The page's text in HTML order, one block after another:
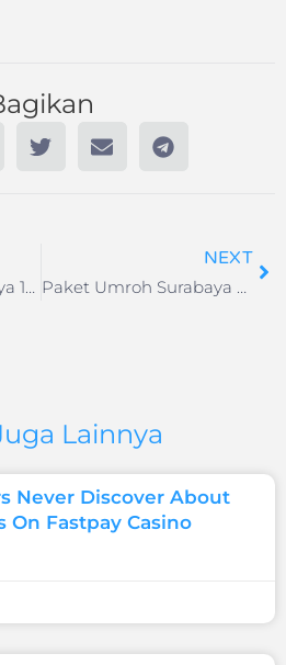
Biaya Umroh Surabaya 12 Hari Keberangkatan 25 Januari 2026
NEXT
Paket Umroh Surabaya Oktober 2025 | Harga Mulai 29 Jutaan
Lainnya
Never Discover About
On Fastpay Casino